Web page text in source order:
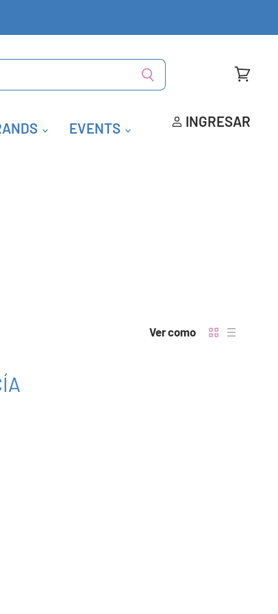
EVENTS INGRESAR
Ver como